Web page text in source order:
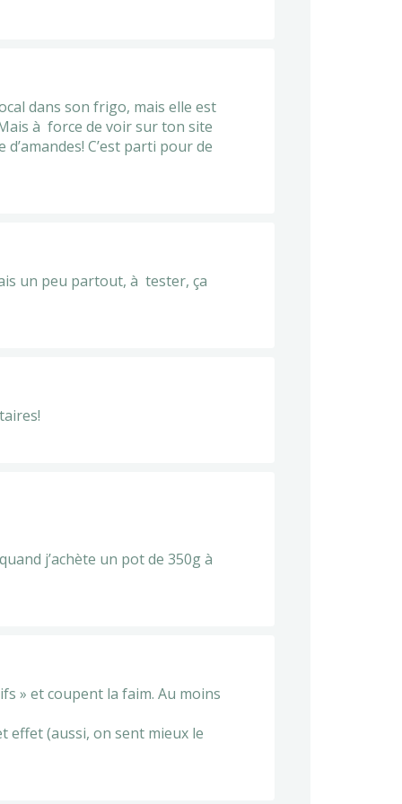
dans son frigo, mais elle est
à force de voir sur ton site
C’est parti pour de
un peu partout, à tester, ça
j’achète un pot de 350g à
» et coupent la faim. Au moins
effet (aussi, on sent mieux le